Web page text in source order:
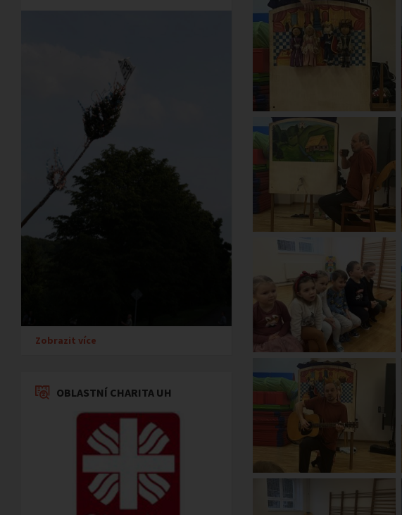
Zobrazit více
OBLASTNÍ CHARITA UH